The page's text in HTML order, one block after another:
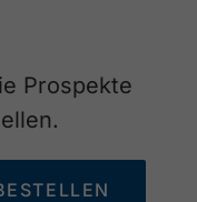
Prospekte